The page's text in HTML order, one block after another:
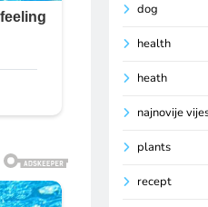
dog
health
heath
najnovije
plants
recept